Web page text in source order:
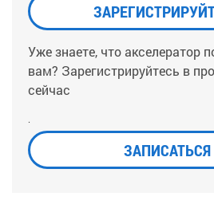
Уже знаете, что акселератор
вам? Зарегистрируйтесь в
сейчас
.
ЗАПИСАТЬСЯ